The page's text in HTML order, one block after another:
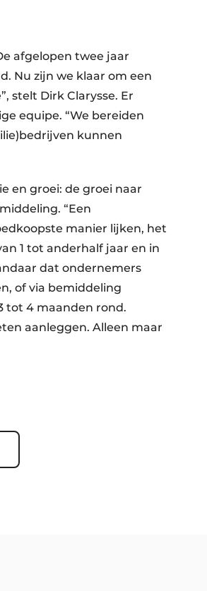
afgelopen twee jaar
Nu zijn we klaar om een
stelt Dirk Clarysse. Er
equipe. “We bereiden
kunnen
en groei: de groei naar
“Een
manier lijken, het
1 tot anderhalf jaar en in
dat ondernemers
of via bemiddeling
tot 4 maanden rond.
aanleggen. Alleen maar